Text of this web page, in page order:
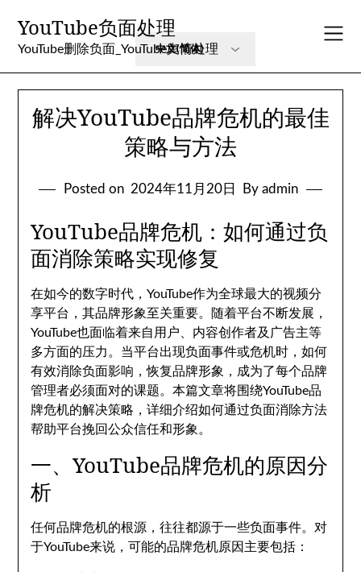
content
YouTube负面处理
YouTube删除负面_YouTube舆情处理
解决YouTube品牌危机的最佳
策略与方法
Posted on 2024年11月20日 By admin
YouTube品牌危机：如何通过负
面消除策略实现修复
在如今的数字时代，YouTube作为全球最大的视频分
享平台，其品牌形象至关重要。随着平台不断发展，
YouTube也面临着来自用户、内容创作者及广告主等
多方面的压力。当平台出现负面事件或危机时，如何
有效消除负面影响，恢复品牌形象，成为了每个品牌
管理者必须面对的课题。本篇文章将围绕YouTube品
牌危机的解决策略，详细介绍如何通过负面消除方法
帮助平台挽回公众信任和形象。
一、YouTube品牌危机的原因分
析
任何品牌危机的根源，往往都源于一些负面事件。对
于YouTube来说，可能的品牌危机原因主要包括：